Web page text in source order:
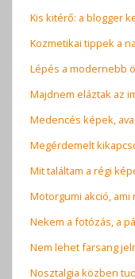
Kis kitérő: a blogger
Kozmetikai tippek a
Lépés a modernebb
Majdnem eláztak az
Medencés képek,
Megérdemelt
Mit találtam a régi
Motorgumi akció, ami
Nekem a fotózás, a
Nem lehet farsang
Nosztalgia közben